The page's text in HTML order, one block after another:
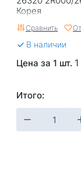
Корея
Сравнить
В наличии
Цена за 1 шт.
Итого: